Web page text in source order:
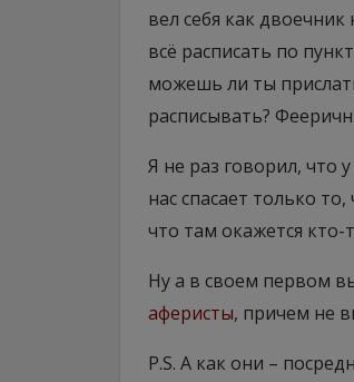
вел себя как
всё расписать по
можешь ли ты
расписывать?
Я не раз говорил, что
нас спасает только
что там окажется кто-
Ну а в своем первом
аферисты, причем не
P.S. А как они –